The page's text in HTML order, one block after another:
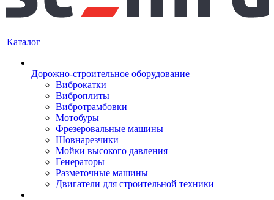
Каталог
Дорожно-строительное оборудование
Виброкатки
Виброплиты
Вибротрамбовки
Мотобуры
Фрезеровальные машины
Шовнарезчики
Мойки высокого давления
Генераторы
Разметочные машины
Двигатели для строительной техники